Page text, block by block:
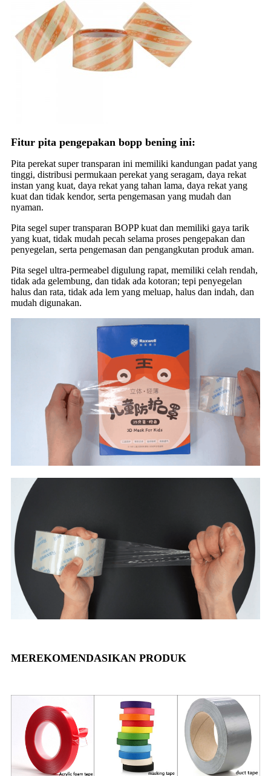
Fitur pita pengepakan bopp bening ini:
Pita perekat super transparan ini memiliki kandungan padat yang
tinggi, distribusi permukaan perekat yang seragam, daya rekat
instan yang kuat, daya rekat yang tahan lama, daya rekat yang
kuat dan tidak kendor, serta pengemasan yang mudah dan
nyaman.
Pita segel super transparan BOPP kuat dan memiliki gaya tarik
yang kuat, tidak mudah pecah selama proses pengepakan dan
penyegelan, serta pengemasan dan pengangkutan produk aman.
Pita segel ultra-permeabel digulung rapat, memiliki celah rendah,
tidak ada gelembung, dan tidak ada kotoran; tepi penyegelan
halus dan rata, tidak ada lem yang meluap, halus dan indah, dan
mudah digunakan.
MEREKOMENDASIKAN PRODUK